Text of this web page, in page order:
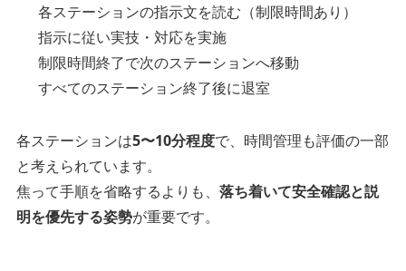
各ステーションの指示文を読む（制限時間あり）
指示に従い実技・対応を実施
制限時間終了で次のステーションへ移動
すべてのステーション終了後に退室
各ステーションは5〜10分程度で、時間管理も評価の一部
と考えられています。
焦って手順を省略するよりも、 落ち着いて安全確認と説
明を優先する姿勢が重要です。